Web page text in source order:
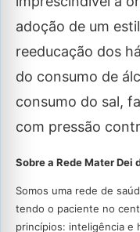
adoção de um
reeducação dos
do consumo de
consumo do sal,
com pressão
Sobre a Rede Mater Dei
Somos uma rede de
tendo o paciente no
princípios: inteligência e